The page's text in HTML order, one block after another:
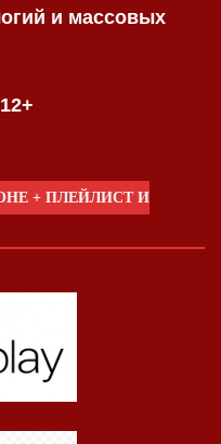
и массовых
+ ПЛЕЙЛИСТ И